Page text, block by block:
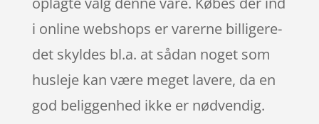
i online webshops er varerne billigere-
det skyldes bl.a. at sådan noget som
husleje kan være meget lavere, da en
god beliggenhed ikke er nødvendig.